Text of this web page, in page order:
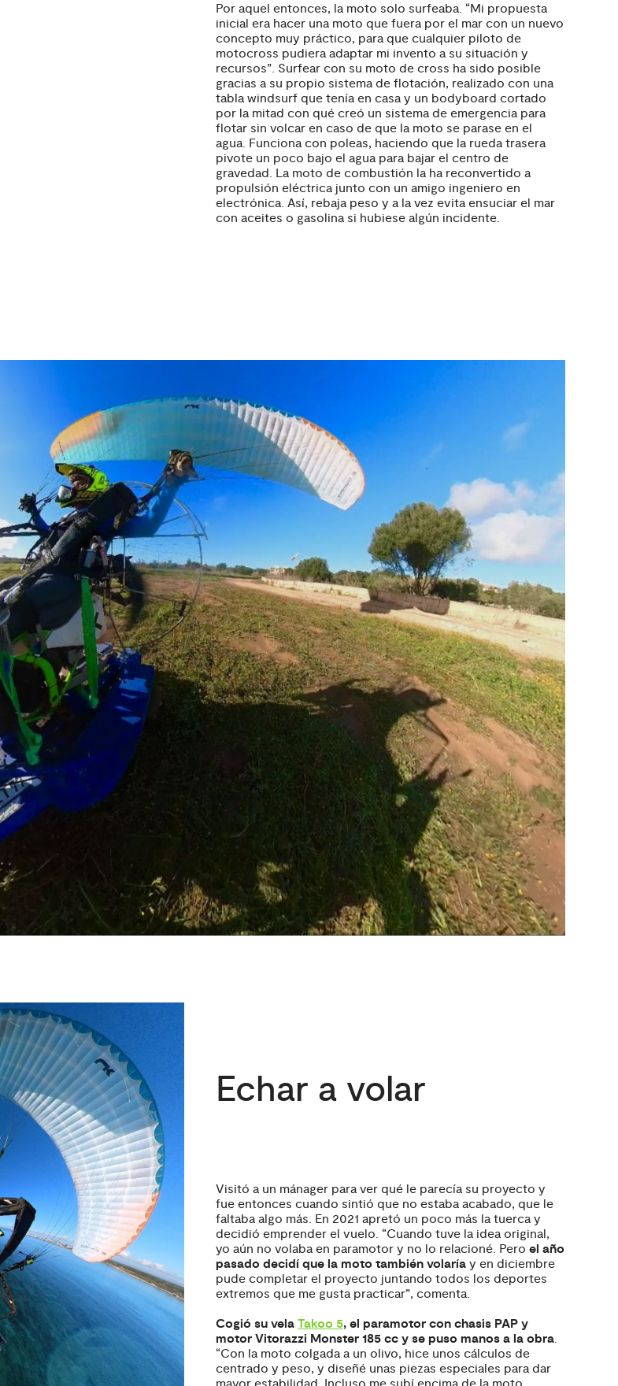
Por aquel entonces, la moto solo surfeaba. “Mi propuesta
inicial era hacer una moto que fuera por el mar con un nuevo
concepto muy práctico, para que cualquier piloto de
motocross pudiera adaptar mi invento a su situación y
recursos”. Surfear con su moto de cross ha sido posible
gracias a su propio sistema de flotación, realizado con una
tabla windsurf que tenía en casa y un bodyboard cortado
por la mitad con qué creó un sistema de emergencia para
flotar sin volcar en caso de que la moto se parase en el
agua. Funciona con poleas, haciendo que la rueda trasera
pivote un poco bajo el agua para bajar el centro de
gravedad. La moto de combustión la ha reconvertido a
propulsión eléctrica junto con un amigo ingeniero en
electrónica. Así, rebaja peso y a la vez evita ensuciar el mar
con aceites o gasolina si hubiese algún incidente.
Echar a volar
Visitó a un mánager para ver qué le parecía su proyecto y
fue entonces cuando sintió que no estaba acabado, que le
faltaba algo más. En 2021 apretó un poco más la tuerca y
decidió emprender el vuelo. “Cuando tuve la idea original,
yo aún no volaba en paramotor y no lo relacioné. Pero el año
pasado decidí que la moto también volaríay en diciembre
pude completar el proyecto juntando todos los deportes
extremos que me gusta practicar”, comenta.
Cogió su velaTakoo 5, el paramotor con chasis PAP y
motor Vitorazzi Monster 185 cc y se puso manos a la obra.
“Con la moto colgada a un olivo, hice unos cálculos de
centrado y peso, y diseñé unas piezas especiales para dar